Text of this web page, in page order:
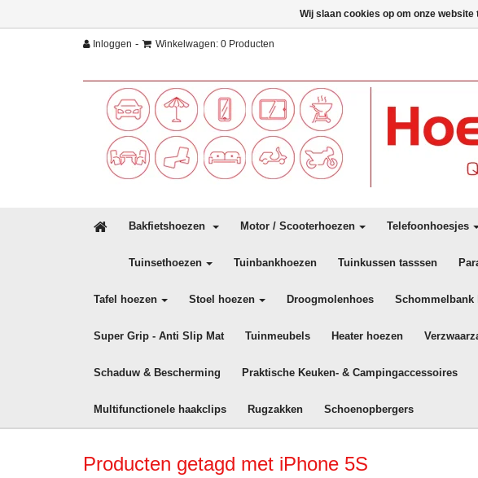
Inloggen - Winkelwagen: 0 Producten
Bakfietshoezen Motor / Scooterhoezen Telefoonhoesjes
Tuinsethoezen Tuinbankhoezen Tuinkussen tasssen
Tafel hoezen Stoel hoezen Droogmolenhoes Schommelbank
Super Grip - Anti Slip Mat Tuinmeubels Heater hoezen
Schaduw & Bescherming Praktische Keuken- & Campingaccessoires
Multifunctionele haakclips Rugzakken Schoenopbergers
Producten getagd met iPhone 5S
Wij slaan cookies op om onze